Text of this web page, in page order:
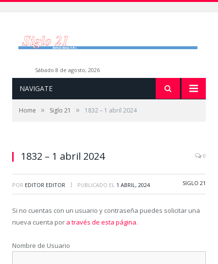
sábado 8 de agosto, 2026
NAVIGATE
Home » Siglo 21 » 1832 – 1 abril 2024
1832 – 1 abril 2024 0
POR EDITOR EDITOR | PUBLICADO EL 1 ABRIL, 2024 SIGLO 21
Si no cuentas con un usuario y contraseña puedes solicitar una
nueva cuenta por a través de esta página.
Nombre de Usuario